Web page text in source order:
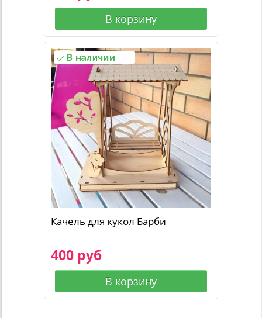
В корзину
Качель для кукол Барби
400 руб
В корзину